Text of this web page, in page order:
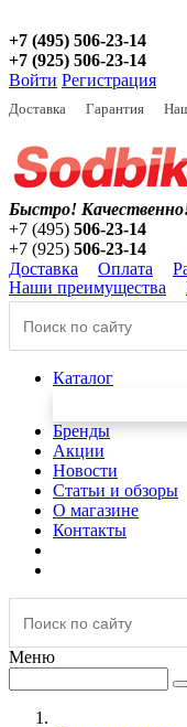
+7 (495) 506-23-14
+7 (925) 506-23-14
Войти Регистрация
Доставка Гарантия
Быстро!
+7 (495) 506-23-14
+7 (925) 506-23-14
Доставка
Оплата
Наши преимущества
Каталог
Бренды
Акции
Новости
Статьи и обзоры
О магазине
Контакты
Меню